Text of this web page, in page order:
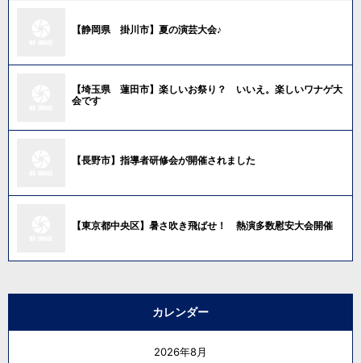
【静岡県 掛川市】夏の演芸大会♪
【埼玉県 蓮田市】楽しいお祭り？ いいえ。楽しいワナゲ大
会です
【長野市】指導者研修会が開催されました
【東京都中央区】暑さ吹き飛ばせ！ 熱演多数慰安大会開催
カレンダー
2026年8月